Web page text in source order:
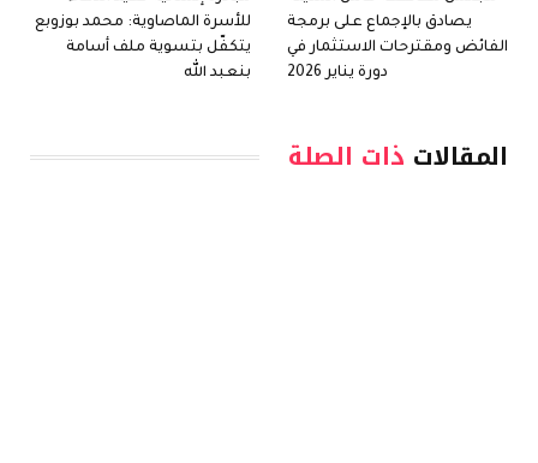
يصادق بالإجماع على برمجة
الفائض ومقترحات الاستثمار في
دورة يناير 2026
للأسرة الماصاوية: محمد بوزوبع
يتكفّل بتسوية ملف أسامة
بنعبد الله
المقالات ذات الصلة